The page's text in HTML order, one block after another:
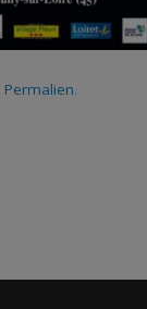
Permalien.